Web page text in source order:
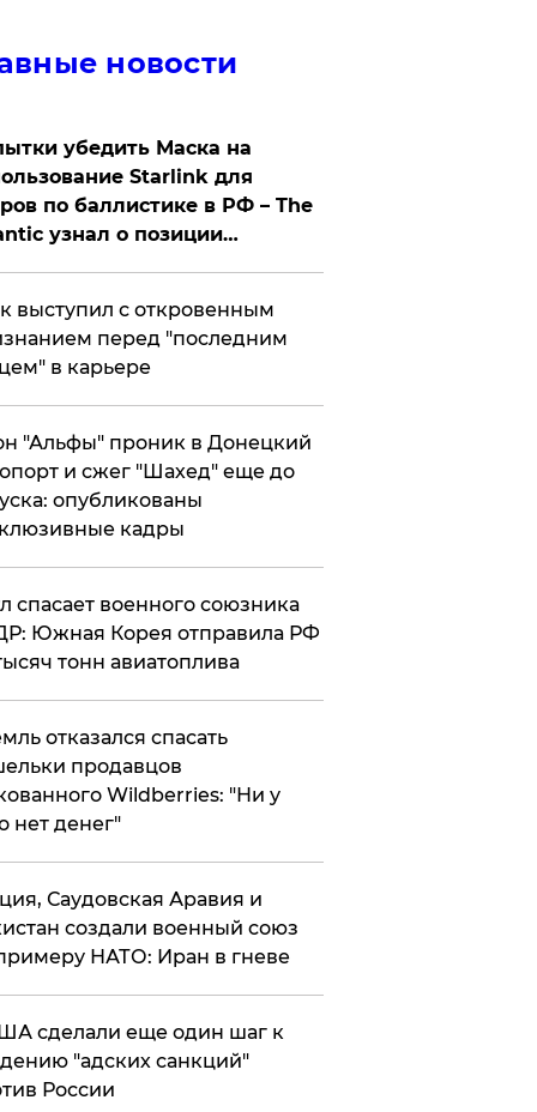
новости
убедить Маска на
Starlink для
по баллистике в РФ – The
узнал о позиции
выступил с откровенным
перед "последним
в карьере
"Альфы" проник в Донецкий
и сжег "Шахед" еще до
опубликованы
кадры
спасает военного союзника
Южная Корея отправила РФ
тонн авиатоплива
отказался спасать
продавцов
Wildberries: "Ни у
нет денег"
Саудовская Аравия и
создали военный союз
НАТО: Иран в гневе
сделали еще один шаг к
"адских санкций"
России